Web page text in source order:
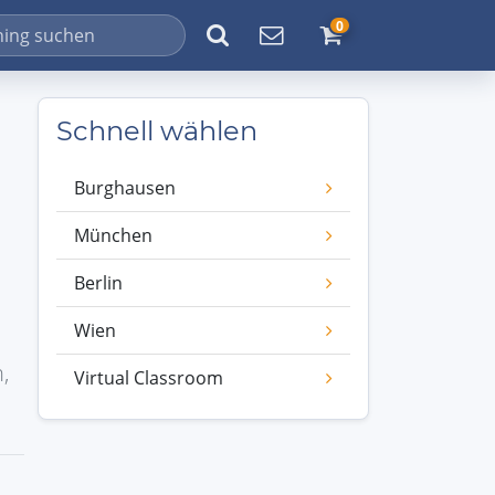
0
Schnell wählen
Burghausen
München
Berlin
Wien
Virtual Classroom